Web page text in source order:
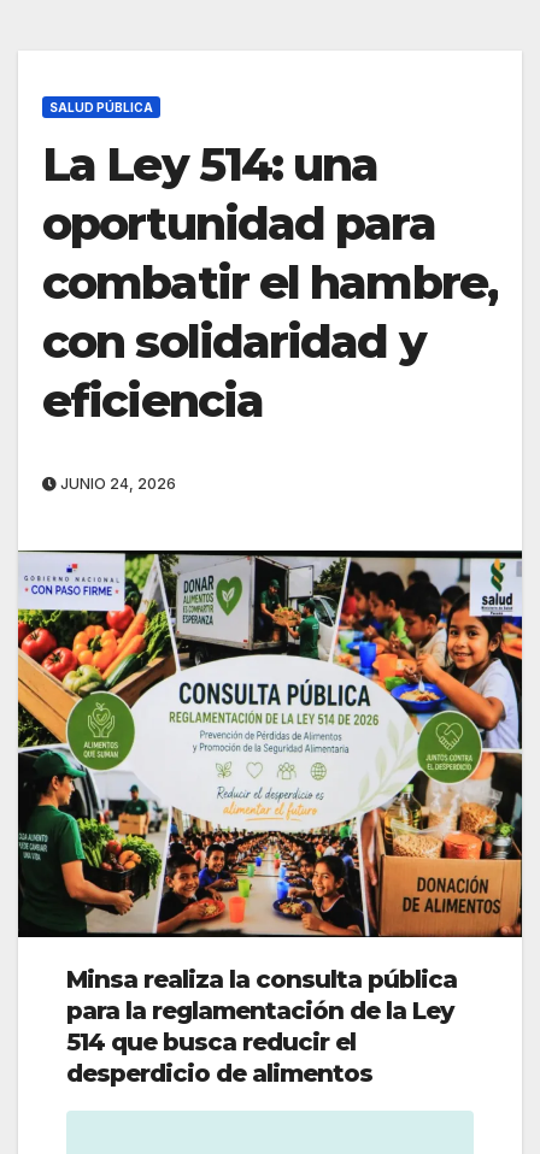
SALUD PÚBLICA
La Ley 514: una
oportunidad para
combatir el hambre,
con solidaridad y
eficiencia
JUNIO 24, 2026
Minsa realiza la consulta pública
para la reglamentación de la Ley
514 que busca reducir el
desperdicio de alimentos